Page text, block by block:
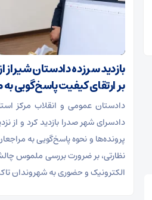
بازدید سرزده دادستان شیراز
بر ارتقای کیفیت پاسخ‌گویی
دادستان عمومی و انقلاب مرکز
دادسرای شهر صدرا بازدید کرد و از
پرونده‌ها و نحوه پاسخ‌گویی به
نظارتی، بر ضرورت بررسی ملموس
الکترونیک و حضوری به شهروندان